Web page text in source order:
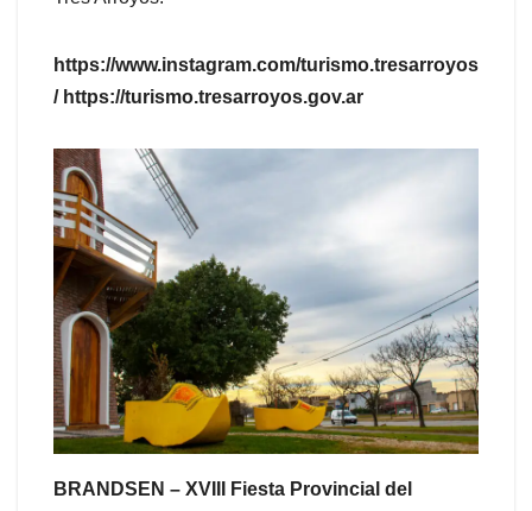
https://www.instagram.com/turismo.tresarroyos
/ https://turismo.tresarroyos.gov.ar
BRANDSEN – XVIII Fiesta Provincial del